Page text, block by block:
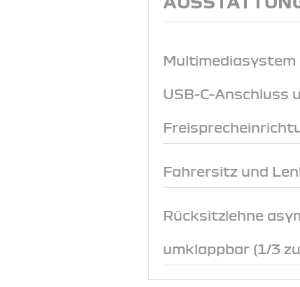
Multimediasystem
USB-C-Anschluss
Fahrersitz und
Rücksitzlehne
umklappbar (1/3